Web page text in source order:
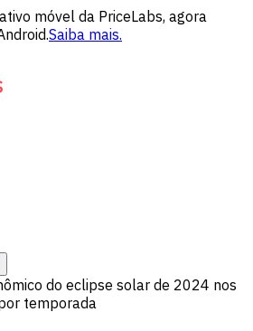
móvel da PriceLabs, agora
Saiba mais.
do eclipse solar de 2024 nos
temporada